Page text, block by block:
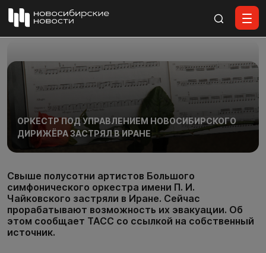
ОРКЕСТР ПОД УПРАВЛЕНИЕМ НОВОСИБИРСКОГО
ДИРИЖЁРА ЗАСТРЯЛ В ИРАНЕ
Свыше полусотни артистов Большого
симфонического оркестра имени П. И.
Чайковского застряли в Иране. Сейчас
прорабатывают возможность их эвакуации. Об
этом сообщает ТАСС со ссылкой на собственный
источник.